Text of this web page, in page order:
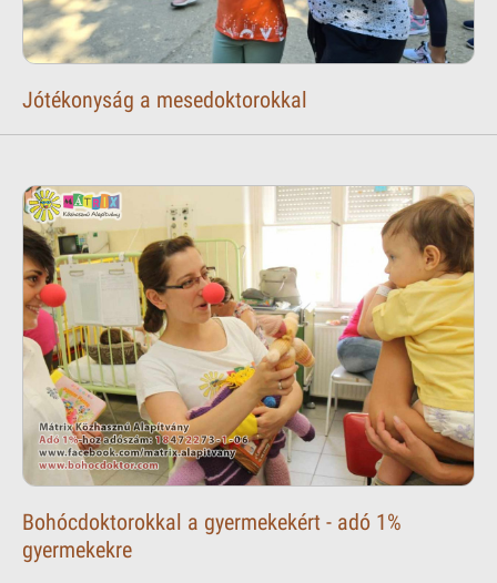
Jótékonyság a mesedoktorokkal
Bohócdoktorokkal a gyermekekért - adó 1%
gyermekekre